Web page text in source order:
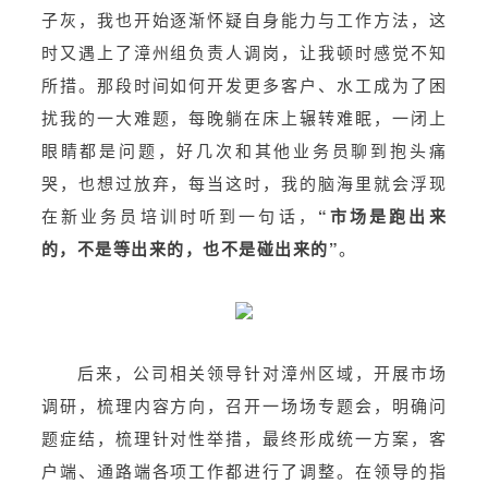
子灰，我也开始逐渐怀疑自身能力与工作方法，这
时又遇上了漳州组负责人调岗，让我顿时感觉不知
所措。那段时间如何开发更多客户、水工成为了困
扰我的一大难题，每晚躺在床上辗转难眠，一闭上
眼睛都是问题，好几次和其他业务员聊到抱头痛
哭，也想过放弃，每当这时，我的脑海里就会浮现
在新业务员培训时听到一句话， “市场是跑出来
的，不是等出来的，也不是碰出来的”。
后来，公司相关领导针对漳州区域，开展市场
调研，梳理内容方向，召开一场场专题会，明确问
题症结，梳理针对性举措，最终形成统一方案，客
户端、通路端各项工作都进行了调整。在领导的指